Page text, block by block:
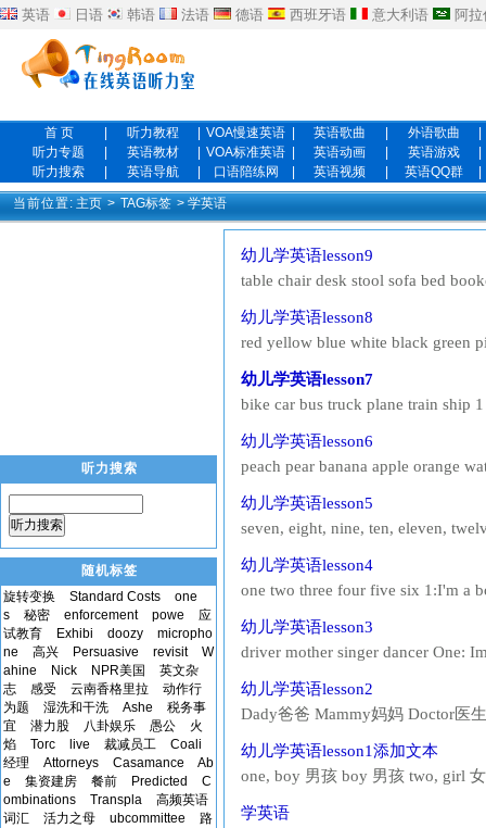
英语 日语 韩语 法语 德语 西班牙语 意大利语 阿
首 页 听力教程 VOA慢速英语 英语歌曲 外语歌曲
听力专题
英语教材 VOA标准英语 英语动画 英语游戏
听力搜索
英语导航 口语陪练网 英语视频 英语QQ群
当前位置: 主页 > TAG标签 > 学英语
幼儿学英语lesson9
table chair desk stool sofa bed
No, its not a boo...
幼儿学英语lesson8
red yellow blue white black green
Its yellow. What color are the a...
幼儿学英语lesson7
bike car bus truck plane train ship
Whats your name? My name is
幼儿学英语lesson6
peach pear banana apple orange
are. I want two pears. Here...
幼儿学英语lesson5
seven, eight, nine, ten, eleven,
seven. Lets go to kindergarten! I...
幼儿学英语lesson4
one two three four five six 1:I'm a
boy , tow boys , three girls,...
幼儿学英语lesson3
driver mother singer dancer One:
They are drivers. Four: We are
幼儿学英语lesson2
Dady爸爸 Mammy妈妈 Doctor医
a boy. I'm a boy...
幼儿学英语lesson1添加文本
one, boy 男孩 boy 男孩 two, girl
学英语
听力搜索
听力搜索
随机标签
旋转变换
Standard Costs
one
s
秘密 enforcement powe
应
试教育
Exhibi doozy
micropho
ne
高兴 Persuasive revisit
W
ahine
Nick NPR美国
英文杂
志
感受 云南香格里拉
动作行
为题
湿洗和干洗 Ashe
税务事
宜
潜力股 八卦娱乐 愚公
火
焰
Torc live 裁减员工
Coali
经理
Attorneys Casamance
Ab
e
集资建房 餐前 Predicted
C
ombinations
Transpla
高频英语
词汇
活力之母 ubcommittee
路